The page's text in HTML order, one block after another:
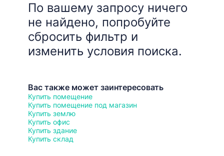
По вашему запросу ничего
не найдено, попробуйте
сбросить фильтр и
изменить условия поиска.
Вас также может заинтересовать
Купить помещение
Купить помещение под магазин
Купить землю
Купить офис
Купить здание
Купить склад